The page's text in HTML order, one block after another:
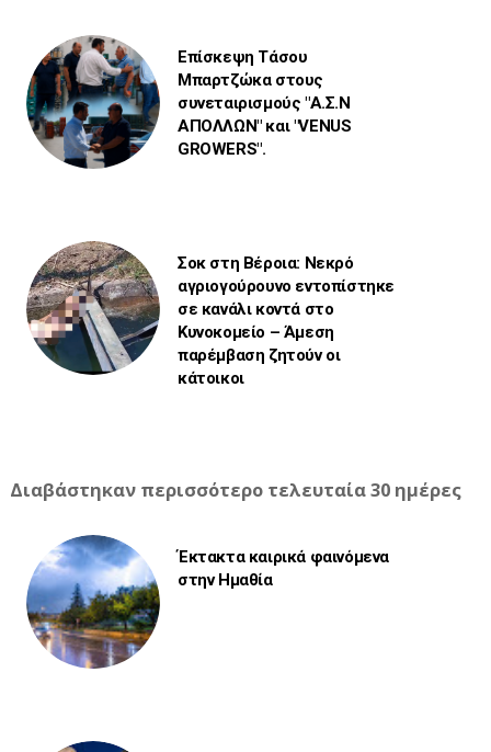
Επίσκεψη Τάσου
Μπαρτζώκα στους
συνεταιρισμούς "Α.Σ.Ν
ΑΠΟΛΛΩΝ" και "VENUS
GROWERS".
Σοκ στη Βέροια: Νεκρό
αγριογούρουνο εντοπίστηκε
σε κανάλι κοντά στο
Κυνοκομείο – Άμεση
παρέμβαση ζητούν οι
κάτοικοι
Διαβάστηκαν περισσότερο τελευταία 30 ημέρες
Έκτακτα καιρικά φαινόμενα
στην Ημαθία